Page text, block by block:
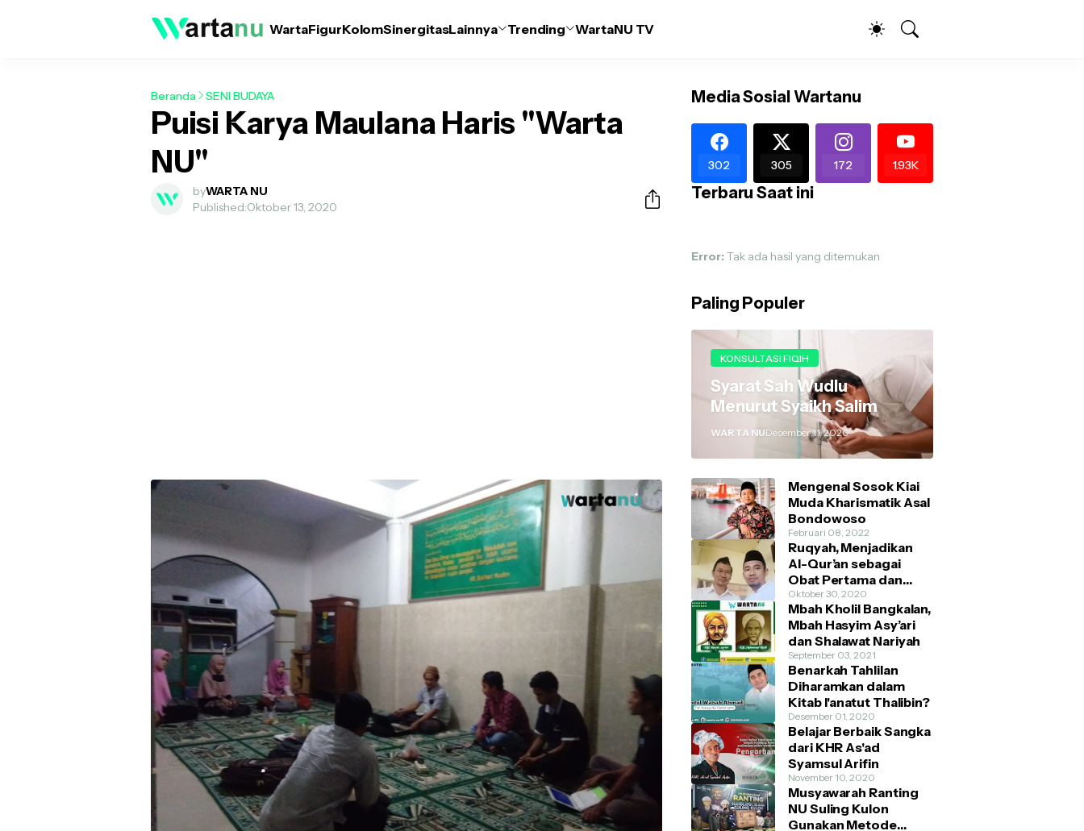
WartaFigurKolomSinergitasLainnya Trending WartaNU TV
Beranda SENI BUDAYA
Puisi Karya Maulana Haris "Warta
NU"
byWARTA NU
Published:Oktober 13, 2020
Media Sosial Wartanu
302 305 172 1.93K
Terbaru Saat ini
Error: Tak ada hasil yang ditemukan
Paling Populer
KONSULTASI FIQIH
Syarat Sah Wudlu
Menurut Syaikh Salim
WARTA NUDesember 11, 2020
Mengenal Sosok Kiai
Muda Kharismatik Asal
Bondowoso
Februari 08, 2022
Ruqyah, Menjadikan
Al-Qur’an sebagai
Obat Pertama dan
Utama
Oktober 30, 2020
Mbah Kholil Bangkalan,
Mbah Hasyim Asy’ari
dan Shalawat Nariyah
September 03, 2021
Benarkah Tahlilan
Diharamkan dalam
Kitab I'anatut Thalibin?
Desember 01, 2020
Belajar Berbaik Sangka
dari KHR As'ad
Syamsul Arifin
November 10, 2020
Musyawarah Ranting
NU Suling Kulon
Gunakan Metode